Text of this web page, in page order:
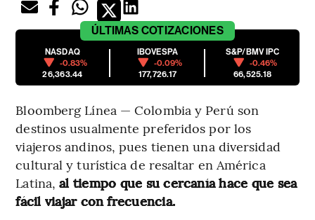
ÚLTIMAS COTIZACIONES
NASDAQ
-0.83%
26,363.44
IBOVESPA
-0.09%
177,726.17
S&P/BMV IPC
-0.46%
66,525.18
Bloomberg Línea — Colombia y Perú son
destinos usualmente preferidos por los
viajeros andinos, pues tienen una diversidad
cultural y turística de resaltar en América
Latina,al tiempo que su cercanía hace que sea
fácil viajar con frecuencia.